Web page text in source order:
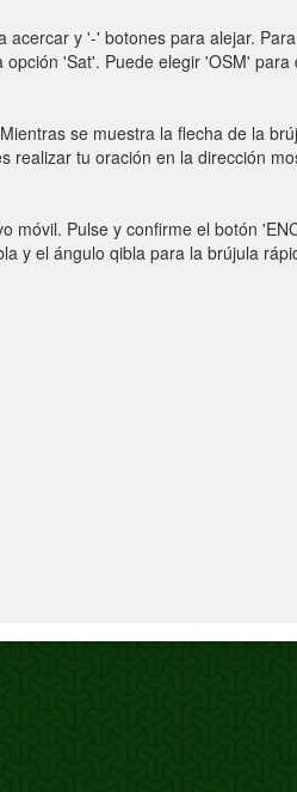
y '-' botones para alejar.
'Sat'. Puede elegir 'OSM'
se muestra la flecha de la
realizar tu oración en la dirección
Pulse y confirme el botón
y el ángulo qibla para la brújula